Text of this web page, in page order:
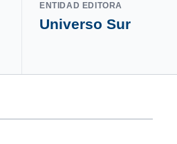
ENTIDAD EDITORA
Universo Sur